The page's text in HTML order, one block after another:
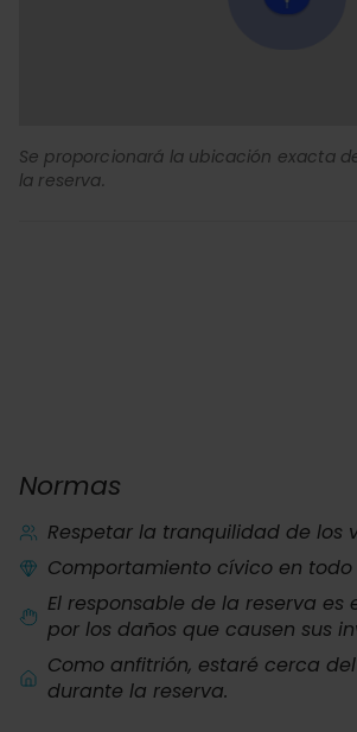
Se proporcionará la ubicación exacta
la reserva.
Normas
Respetar la tranquilidad de los
Comportamiento cívico en todo
El responsable de la reserva es
por los daños que causen sus
Como anfitrión, estaré cerca
durante la reserva.